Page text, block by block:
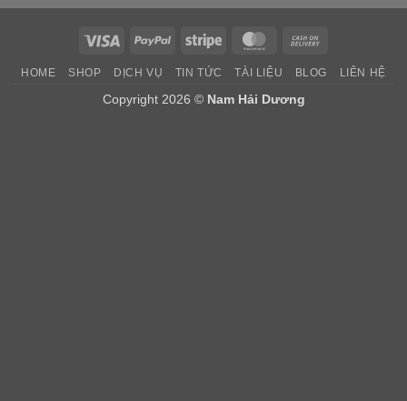
Visa PayPal Stripe MasterCard
Delivery
HOME SHOP DỊCH VỤ TIN TỨC TÀI LIỆU BLOG LIÊN HỆ
Copyright 2026 © Nam Hải Dương